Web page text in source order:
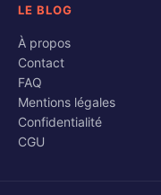
LE BLOG
À propos
Contact
FAQ
Mentions légales
Confidentialité
CGU